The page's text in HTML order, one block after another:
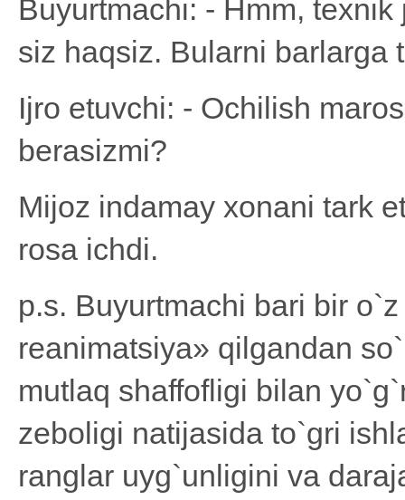
Buyurtmachi: - Hmm,
siz haqsiz. Bularni barlarga
Ijro etuvchi: - Ochilish
berasizmi?
Mijoz indamay xonani tark
rosa ichdi.
p.s. Buyurtmachi bari bir
reanimatsiya» qilgandan
mutlaq shaffofligi bilan
zeboligi natijasida to`gri
ranglar uyg`unligini va